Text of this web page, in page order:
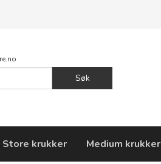
Søk
Store krukker Medium krukker